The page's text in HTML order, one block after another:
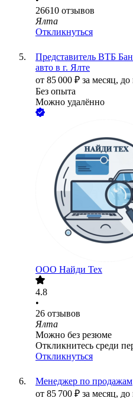
26610 отзывов
Ялта
Откликнуться
Представитель ВТБ
авто в г. Ялте
от 85 000 ₽ за месяц, до
Без опыта
Можно удалённо
ООО Найди Тех
4.8
•
26 отзывов
Ялта
Можно без резюме
Откликнитесь среди
Откликнуться
Менеджер по продажам
от 85 700 ₽ за месяц, до